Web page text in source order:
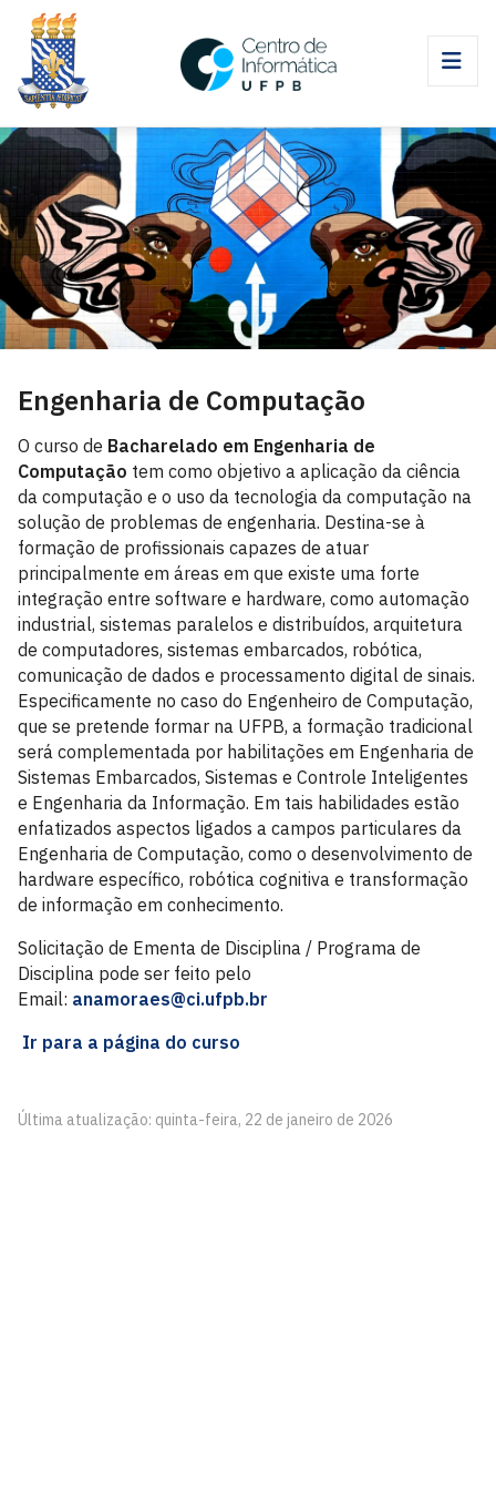
Engenharia de Computação
O curso de Bacharelado em Engenharia de
Computação tem como objetivo a aplicação da ciência
da computação e o uso da tecnologia da computação na
solução de problemas de engenharia. Destina-se à
formação de profissionais capazes de atuar
principalmente em áreas em que existe uma forte
integração entre software e hardware, como automação
industrial, sistemas paralelos e distribuídos, arquitetura
de computadores, sistemas embarcados, robótica,
comunicação de dados e processamento digital de sinais.
Especificamente no caso do Engenheiro de Computação,
que se pretende formar na UFPB, a formação tradicional
será complementada por habilitações em Engenharia de
Sistemas Embarcados, Sistemas e Controle Inteligentes
e Engenharia da Informação. Em tais habilidades estão
enfatizados aspectos ligados a campos particulares da
Engenharia de Computação, como o desenvolvimento de
hardware específico, robótica cognitiva e transformação
de informação em conhecimento.
Solicitação de Ementa de Disciplina / Programa de
Disciplina pode ser feito pelo
Email: anamoraes@ci.ufpb.br
Ir para a página do curso
Última atualização: quinta-feira, 22 de janeiro de 2026